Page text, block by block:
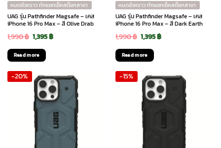
หมดชั่วคราว ทักแชทเช็คสต๊อกสาขา
UAG รุ่น Pathfinder Magsafe – เคส
iPhone 16 Pro Max – สี Olive Drab
1,990฿ Original
price
was:
1,990 ฿.
1,395฿Current
1,395 ฿.
Read more
หมดชั่วคราว ทักแชทเช็คสต๊อกสาขา
UAG รุ่น Pathfinder Magsafe – เคส
iPhone 16 Pro Max – สี Dark Earth
1,990฿ Original
price
was:
1,990 ฿.
1,395฿Current
1,395 ฿.
Read more
-20% -15%